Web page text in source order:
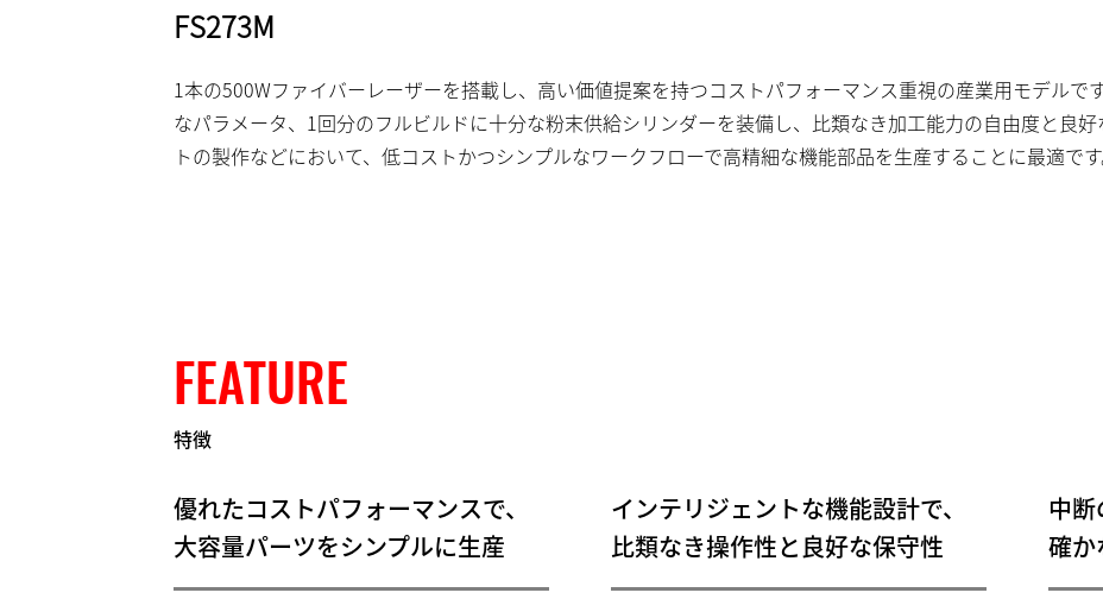
FS273M
1本の500Wファイバーレーザーを搭載し、高い価値提案を持つコストパフォーマンス重視の産業用モデルで
なパラメータ、1回分のフルビルドに十分な粉末供給シリンダーを装備し、比類なき加工能力の自由度と良
トの製作などにおいて、低コストかつシンプルなワークフローで高精細な機能部品を生産することに最適です
FEATURE
特徴
優れたコストパフォーマンスで、
大容量パーツをシンプルに生産
インテリジェントな機能設計で、
比類なき操作性と良好な保守性
中断
確